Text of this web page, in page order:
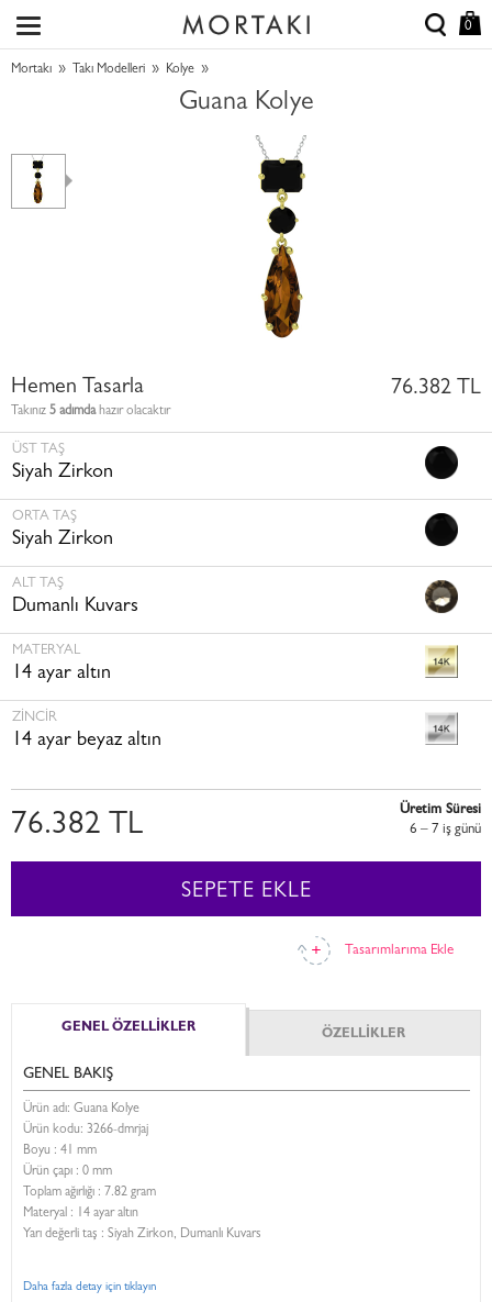
0
Mortakı » Takı Modelleri » Kolye »
Guana Kolye
Hemen Tasarla
Takınız 5 adımdahazır olacaktır
76.382 TL
ÜST TAŞ
Siyah Zirkon
ORTA TAŞ
Siyah Zirkon
ALT TAŞ
Dumanlı Kuvars
MATERYAL
14 ayar altın
ZINCIR
14 ayar beyaz altın
Tasarımlarıma Ekle
76.382 TL
Üretim Süresi
6 – 7 i̇ş günü
SEPETE EKLE
GENEL ÖZELLİKLER ÖZELLİKLER
GENEL BAKIŞ
Ürün adı: Guana Kolye
Ürün kodu: 3266-dmrjaj
Boyu : 41 mm
Ürün çapı : 0 mm
Toplam ağırlığı : 7.82 gram
Materyal : 14 ayar altın
Yarı değerli taş : Siyah Zirkon, Dumanlı Kuvars
Daha fazla detay için tıklayın